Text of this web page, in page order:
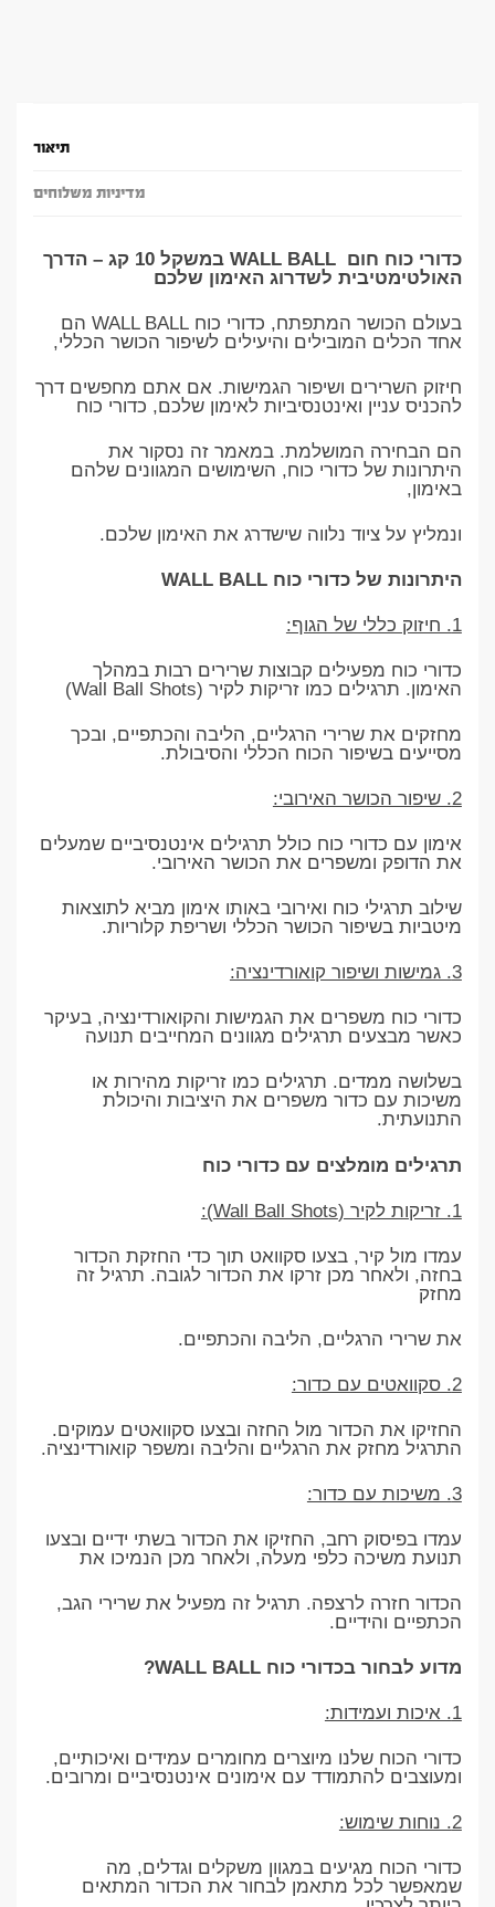
תיאור
מדיניות משלוחים
כדורי כוח חום WALL BALL במשקל 10 קג – הדרך
האולטימטיבית לשדרוג האימון שלכם
בעולם הכושר המתפתח, כדורי כוח WALL BALL הם
אחד הכלים המובילים והיעילים לשיפור הכושר הכללי,
חיזוק השרירים ושיפור הגמישות. אם אתם מחפשים דרך
להכניס עניין ואינטנסיביות לאימון שלכם, כדורי כוח
הם הבחירה המושלמת. במאמר זה נסקור את
היתרונות של כדורי כוח, השימושים המגוונים שלהם
באימון,
ונמליץ על ציוד נלווה שישדרג את האימון שלכם.
היתרונות של כדורי כוח WALL BALL
1. חיזוק כללי של הגוף:
כדורי כוח מפעילים קבוצות שרירים רבות במהלך
האימון. תרגילים כמו זריקות לקיר (Wall Ball Shots)
מחזקים את שרירי הרגליים, הליבה והכתפיים, ובכך
מסייעים בשיפור הכוח הכללי והסיבולת.
2. שיפור הכושר האירובי:
אימון עם כדורי כוח כולל תרגילים אינטנסיביים שמעלים
את הדופק ומשפרים את הכושר האירובי.
שילוב תרגילי כוח ואירובי באותו אימון מביא לתוצאות
מיטביות בשיפור הכושר הכללי ושריפת קלוריות.
3. גמישות ושיפור קואורדינציה:
כדורי כוח משפרים את הגמישות והקואורדינציה, בעיקר
כאשר מבצעים תרגילים מגוונים המחייבים תנועה
בשלושה ממדים. תרגילים כמו זריקות מהירות או
משיכות עם כדור משפרים את היציבות והיכולת
התנועתית.
תרגילים מומלצים עם כדורי כוח
1. זריקות לקיר (Wall Ball Shots):
עמדו מול קיר, בצעו סקוואט תוך כדי החזקת הכדור
בחזה, ולאחר מכן זרקו את הכדור לגובה. תרגיל זה
מחזק
את שרירי הרגליים, הליבה והכתפיים.
2. סקוואטים עם כדור:
החזיקו את הכדור מול החזה ובצעו סקוואטים עמוקים.
התרגיל מחזק את הרגליים והליבה ומשפר קואורדינציה.
3. משיכות עם כדור:
עמדו בפיסוק רחב, החזיקו את הכדור בשתי ידיים ובצעו
תנועת משיכה כלפי מעלה, ולאחר מכן הנמיכו את
הכדור חזרה לרצפה. תרגיל זה מפעיל את שרירי הגב,
הכתפיים והידיים.
מדוע לבחור בכדורי כוח WALL BALL?
1. איכות ועמידות:
כדורי הכוח שלנו מיוצרים מחומרים עמידים ואיכותיים,
ומעוצבים להתמודד עם אימונים אינטנסיביים ומרובים.
2. נוחות שימוש:
כדורי הכוח מגיעים במגוון משקלים וגדלים, מה
שמאפשר לכל מתאמן לבחור את הכדור המתאים